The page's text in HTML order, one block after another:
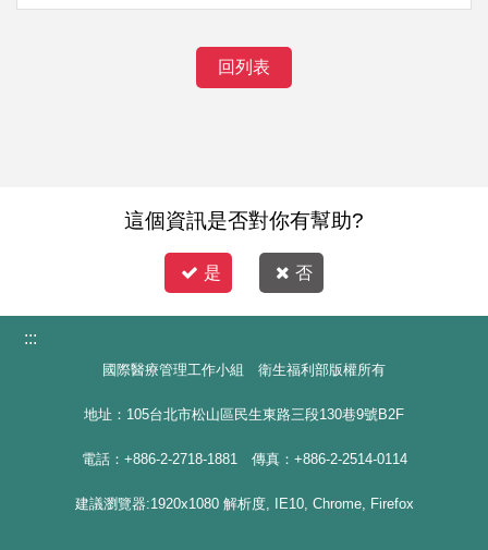
回列表
這個資訊是否對你有幫助?
是 否
:::
國際醫療管理工作小組 衛生福利部版權所有
地址：105台北市松山區民生東路三段130巷9號B2F
電話：+886-2-2718-1881 傳真：+886-2-2514-0114
建議瀏覽器:1920x1080 解析度, IE10, Chrome, Firefox